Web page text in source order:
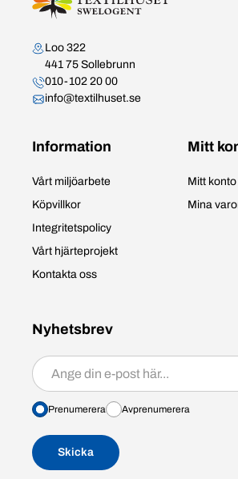
Loo 322
441 75 Sollebrunn
010-102 20 00
info@textilhuset.se
Information
Vårt miljöarbete
Köpvillkor
Integritetspolicy
Vårt hjärteprojekt
Kontakta oss
Mitt
Mitt konto
Mina
Nyhetsbrev
Prenumerera/avprenumerera
Prenumerera Avprenumerera
Skicka